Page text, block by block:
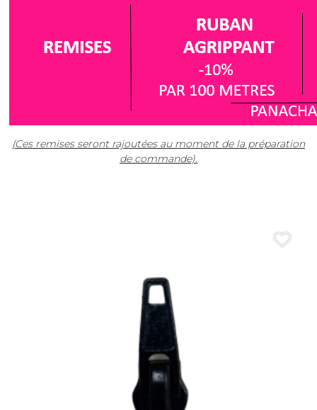
(Ces remises seront rajoutées au moment de la préparation
de commande).